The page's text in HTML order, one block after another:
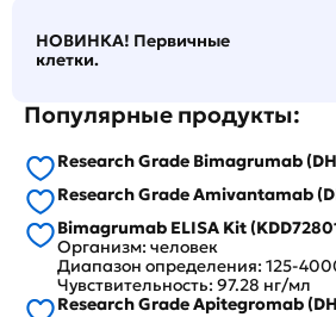
НОВИНКА! Первичные
клетки.
Популярные продукты:
Research Grade Bimagrumab
Research Grade Amivantamab
Bimagrumab ELISA Kit
Организм: человек
Диапазон определения: 125-
Чувствительность: 97.28 нг/мл
Research Grade Apitegromab